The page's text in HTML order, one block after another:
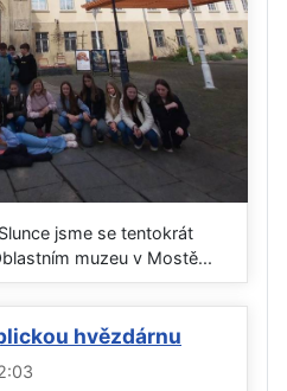
jsme se tentokrát
muzeu v Mostě...
hvězdárnu